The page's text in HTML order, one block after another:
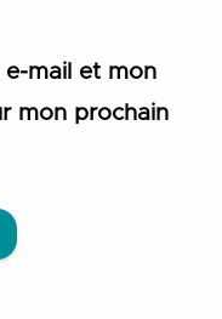
e-mail et mon
mon prochain